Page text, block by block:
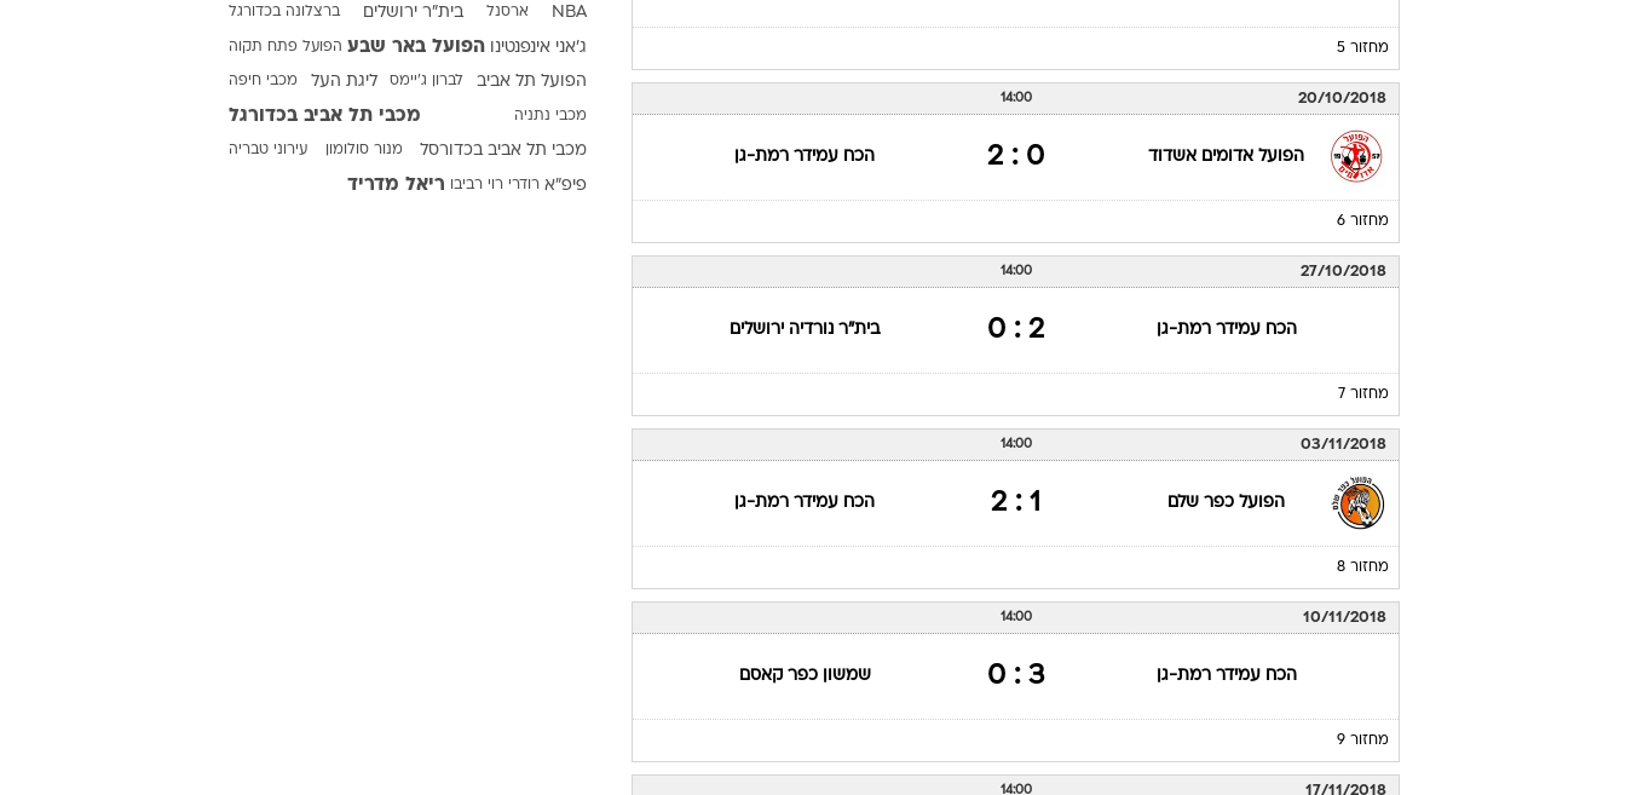
מחזור 5
20/10/2018
14:00
הפועל אדומים אשדוד 0 : 2 הכח עמידר רמת-גן
מחזור 6
27/10/2018
14:00
הכח עמידר רמת-גן 2 : 0 בית"ר נורדיה ירושלים
מחזור 7
03/11/2018
14:00
הפועל כפר שלם 1 : 2 הכח עמידר רמת-גן
מחזור 8
10/11/2018
14:00
הכח עמידר רמת-גן 3 : 0 שמשון כפר קאסם
מחזור 9
17/11/2018
14:00
NBA ארסנל בית"ר ירושלים ברצלונה בכדורגל
ג'אני אינפנטינו הפועל באר שבע הפועל פתח תקוה
הפועל תל אביב לברון ג'יימס ליגת העל מכבי חיפה
מכבי נתניה מכבי תל אביב בכדורגל
מכבי תל אביב בכדורסל מנור סולומון עירוני טבריה
פיפ"א רודרי רוי רביבו ריאל מדריד